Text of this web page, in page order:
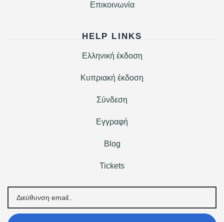
Επικοινωνία
HELP LINKS
Ελληνική έκδοση
Κυπριακή έκδοση
Σύνδεση
Εγγραφή
Blog
Tickets